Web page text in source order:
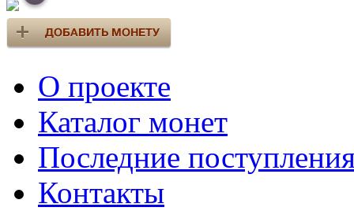
О проекте
Каталог монет
Последние
Контакты